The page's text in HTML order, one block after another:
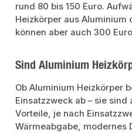
rund 80 bis 150 Euro.
Heizkörper aus Aluminium
können aber auch 300
Sind Aluminium
Ob Aluminium Heizkörper
Einsatzzweck ab – sie
Vorteile, je nach
Wärmeabgabe, modernes